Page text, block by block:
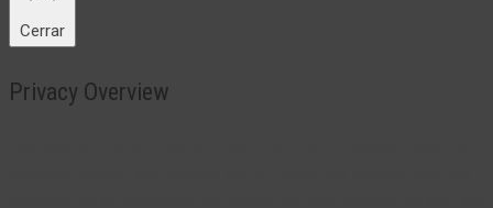
Cerrar
Privacy Overview